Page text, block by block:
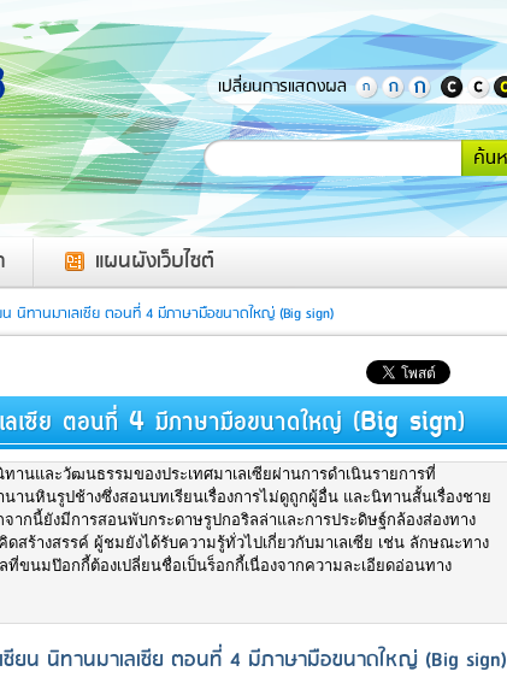
ค้นหา
เปลี่ยนการแสดงผล
แผนผังเว็บไซต์
นิทานมาเลเซีย ตอนที่ 4 มีภาษามือขนาดใหญ่ (Big sign)
ลเซีย ตอนที่ 4 มีภาษามือขนาดใหญ่ (Big sign)
ละวัฒนธรรมของประเทศมาเลเซียผ่านการดำเนินรายการที่
านหินรูปช้างซึ่งสอนบทเรียนเรื่องการไม่ดูถูกผู้อื่น และนิทานสั้นเรื่องชาย
กนี้ยังมีการสอนพับกระดาษรูปกอริลล่าและการประดิษฐ์กล้องส่องทาง
สร้างสรรค์ ผู้ชมยังได้รับความรู้ทั่วไปเกี่ยวกับมาเลเซีย เช่น ลักษณะทาง
ขนมป๊อกกี้ต้องเปลี่ยนชื่อเป็นร็อกกี้เนื่องจากความละเอียดอ่อนทาง
ยน นิทานมาเลเซีย ตอนที่ 4 มีภาษามือขนาดใหญ่ (Big sign)